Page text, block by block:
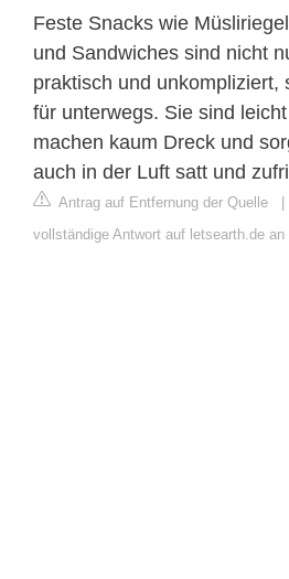
Feste Snacks wie
und Sandwiches sind nicht
praktisch und unkompliziert,
für unterwegs. Sie sind
machen kaum Dreck und
auch in der Luft satt und
Antrag auf Entfernung der Quelle |
vollständige Antwort auf letsearth.de an